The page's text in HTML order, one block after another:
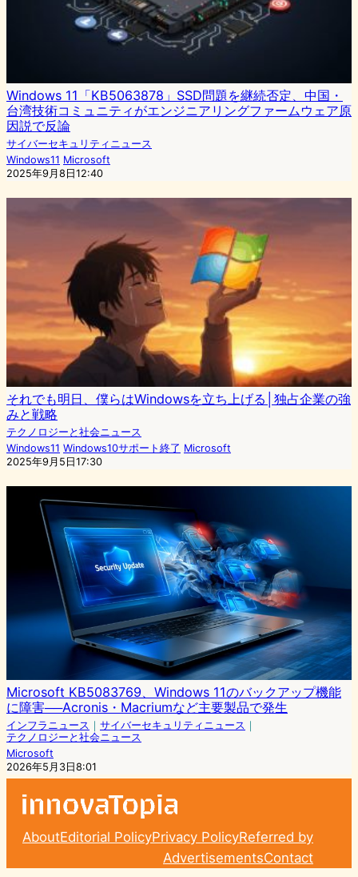
Windows 11「KB5063878」SSD問題を継続否定、中国・
台湾技術コミュニティがエンジニアリングファームウェア原
因説で反論
サイバーセキュリティニュース
Windows11 Microsoft
2025年9月8日12:40
それでも明日、僕らはWindowsを立ち上げる│独占企業の強
みと戦略
テクノロジーと社会ニュース
Windows11 Windows10サポート終了 Microsoft
2025年9月5日17:30
Microsoft KB5083769、Windows 11のバックアップ機能
に障害──Acronis・Macriumなど主要製品で発生
インフラニュース ｜ サイバーセキュリティニュース ｜
テクノロジーと社会ニュース
Microsoft
2026年5月3日8:01
AboutEditorial PolicyPrivacy PolicyReferred by
AdvertisementsContact